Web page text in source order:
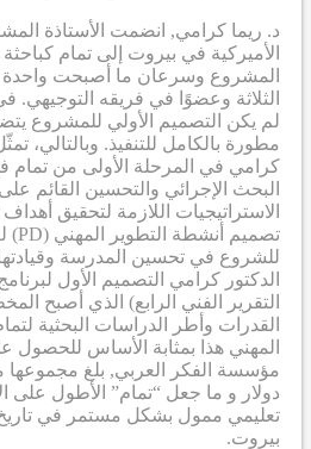
د. ريما كرامي, انضمت الأستاذة
الأميركية في بيروت إلى تمام
المشروع وسرعان ما أصبحت واحدة
الثلاثة وعضوًا في فريقه التوجيهي.
لم يكن التصميم الأولي للمشروع
مطورة بالكامل للتنفيذ. وبالتالي،
كرامي في المرحلة الأولى من
البحث الإجرائي والتحسين القائم
الاستراتيجيات اللازمة لتحقيق
تصميم أنشطة التطوير المهني (PD)
الدكتور كرامي التصميم الأول
التقرير الفني الرابع) الذي أصبح
القدرات وأطر الدراسات البحثية
المهني هذا بمثابة الأساس للحصول
مؤسسة الفكر العربي,
دولار و ما جعل “تمام” الأطول على
تعليمي ممول بشكل مستمر في تاريخ
بيروت.